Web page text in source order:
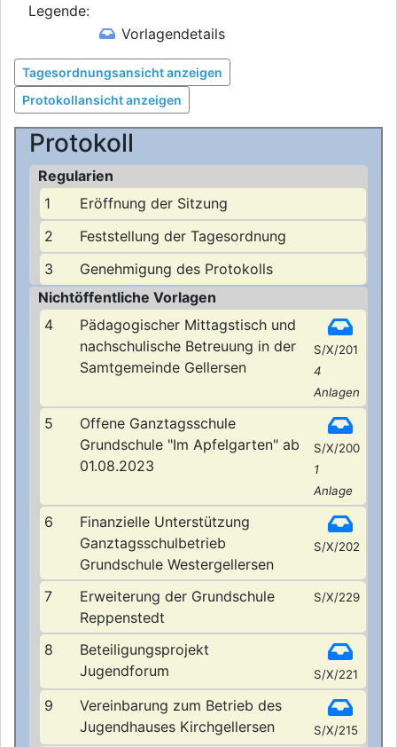
Legende:
Vorlagendetails
Tagesordnungsansicht anzeigen
Protokollansicht anzeigen
Protokoll
Regularien
1
Eröffnung der Sitzung
2
Feststellung der Tagesordnung
3
Genehmigung des Protokolls
Nichtöffentliche Vorlagen
4
Pädagogischer Mittagstisch und
nachschulische Betreuung in der
Samtgemeinde Gellersen
S/X/201
4
Anlagen
5
Offene Ganztagsschule
Grundschule "Im Apfelgarten" ab
01.08.2023
S/X/200
1
Anlage
6
Finanzielle Unterstützung
Ganztagsschulbetrieb
Grundschule Westergellersen
S/X/202
7
Erweiterung der Grundschule
Reppenstedt
S/X/229
8
Beteiligungsprojekt
Jugendforum
S/X/221
9
Vereinbarung zum Betrieb des
Jugendhauses Kirchgellersen
S/X/215